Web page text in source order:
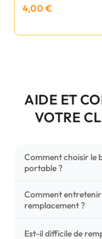
4,00 €
AIDE ET
VOTRE
Comment choisir le
portable ?
Pour ne pas vous
votre clavier
photos HD) et
Comment
remplacement ?
Un entretien
Est-il difficile de